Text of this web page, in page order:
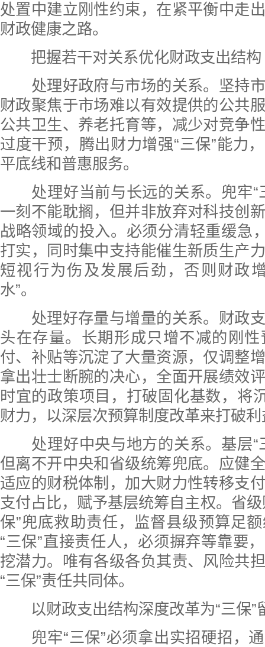
处置中建立刚性约束，在紧平衡中走
财政健康之路。
把握若干对关系优化财政支出结构
处理好政府与市场的关系。坚持市
财政聚焦于市场难以有效提供的公共
公共卫生、养老托育等，减少对竞争
过度干预，腾出财力增强“三保”能力
平底线和普惠服务。
处理好当前与长远的关系。兜牢“
一刻不能耽搁，但并非放弃对科技创
战略领域的投入。必须分清轻重缓急
打实，同时集中支持能催生新质生产
短视行为伤及发展后劲，否则财政
水”。
处理好存量与增量的关系。财政支
头在存量。长期形成只增不减的刚
付、补贴等沉淀了大量资源，仅调整
拿出壮士断腕的决心，全面开展绩效
时宜的政策项目，打破固化基数，将
财力，以深层次预算制度改革来打破
处理好中央与地方的关系。基层“
但离不开中央和省级统筹兜底。应健
适应的财税体制，加大财力性转移支
支付占比，赋予基层统筹自主权。省
保”兜底救助责任，监督县级预算足
“三保”直接责任人，必须摒弃等靠要
挖潜力。唯有各级各负其责、风险共
“三保”责任共同体。
以财政支出结构深度改革为“三保”
兜牢“三保”必须拿出实招硬招，通